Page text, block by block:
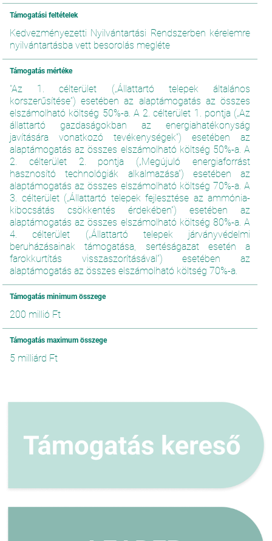
Támogatási feltételek
Kedvezményezetti Nyilvántartási Rendszerben kérelemre
nyilvántartásba vett besorolás megléte
Támogatás mértéke
"Az 1. célterület („Állattartó telepek általános
korszerűsítése”) esetében az alaptámogatás az összes
elszámolható költség 50%-a. A 2. célterület 1. pontja („Az
állattartó gazdaságokban az energiahatékonyság
javítására vonatkozó tevékenységek”) esetében az
alaptámogatás az összes elszámolható költség 50%-a. A
2. célterület 2. pontja („Megújuló energiaforrást
hasznosító technológiák alkalmazása”) esetében az
alaptámogatás az összes elszámolható költség 70%-a. A
3. célterület („Állattartó telepek fejlesztése az ammónia-
kibocsátás csökkentés érdekében”) esetében az
alaptámogatás az összes elszámolható költség 80%-a. A
4. célterület („Állattartó telepek járványvédelmi
beruházásainak támogatása, sertéságazat esetén a
farokkurtítás visszaszorításával”) esetében az
alaptámogatás az összes elszámolható költség 70%-a.
Támogatás minimum összege
200 millió Ft
Támogatás maximum összege
5 milliárd Ft